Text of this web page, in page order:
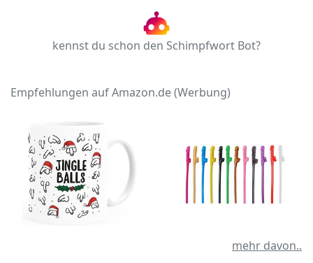
kennst du schon den Schimpfwort Bot?
Empfehlungen auf Amazon.de (Werbung)
mehr davon..